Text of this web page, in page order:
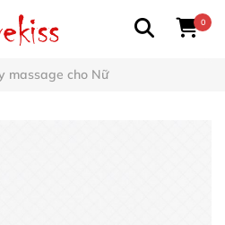
0
massage cho Nữ